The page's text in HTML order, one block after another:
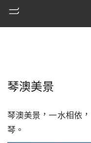
琴澳美景
琴澳美景，一水相依
琴。